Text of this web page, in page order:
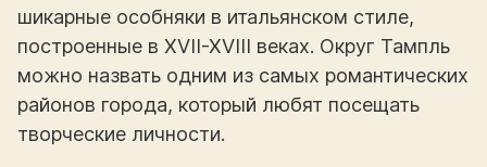
шикарные особняки в итальянском стиле,
построенные в XVII-XVIII веках. Округ Тампль
можно назвать одним из самых романтических
районов города, который любят посещать
творческие личности.